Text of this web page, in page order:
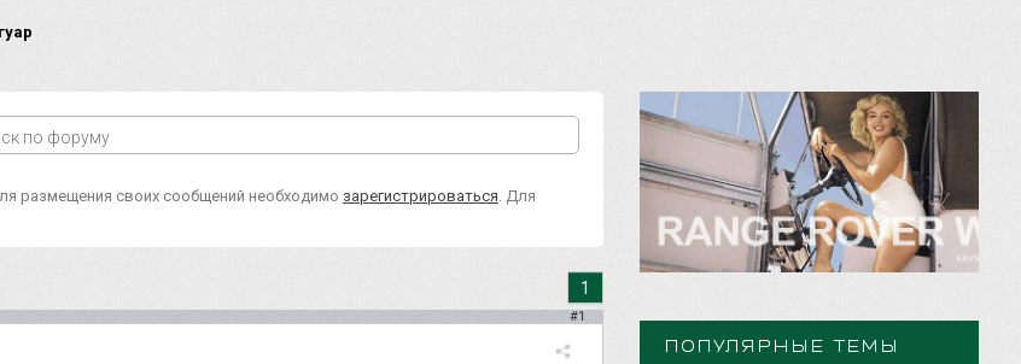
размещения своих сообщений необходимо зарегистрироваться . Для
1
#1
ПОПУЛЯРНЫЕ ТЕМЫ